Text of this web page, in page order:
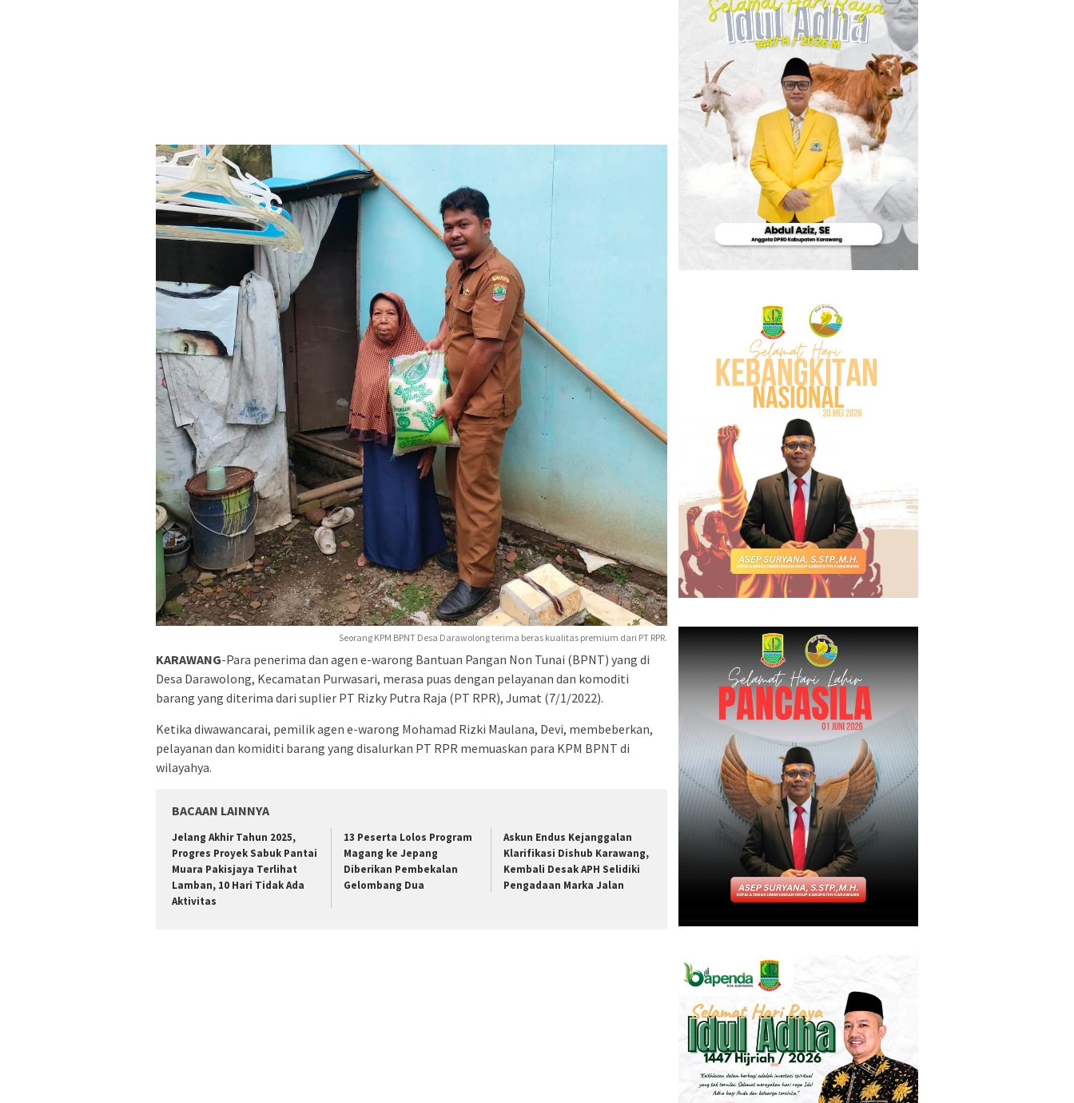
Seorang KPM BPNT Desa Darawolong terima beras kualitas premium dari PT RPR.
KARAWANG-Para penerima dan agen e-warong Bantuan Pangan Non Tunai (BPNT) yang di
Desa Darawolong, Kecamatan Purwasari, merasa puas dengan pelayanan dan komoditi
barang yang diterima dari suplier PT Rizky Putra Raja (PT RPR), Jumat (7/1/2022).
Ketika diwawancarai, pemilik agen e-warong Mohamad Rizki Maulana, Devi, membeberkan,
pelayanan dan komiditi barang yang disalurkan PT RPR memuaskan para KPM BPNT di
wilayahya.
BACAAN LAINNYA
Jelang Akhir Tahun 2025,
Progres Proyek Sabuk Pantai
Muara Pakisjaya Terlihat
Lamban, 10 Hari Tidak Ada
Aktivitas
13 Peserta Lolos Program
Magang ke Jepang
Diberikan Pembekalan
Gelombang Dua
Askun Endus Kejanggalan
Klarifikasi Dishub Karawang,
Kembali Desak APH Selidiki
Pengadaan Marka Jalan